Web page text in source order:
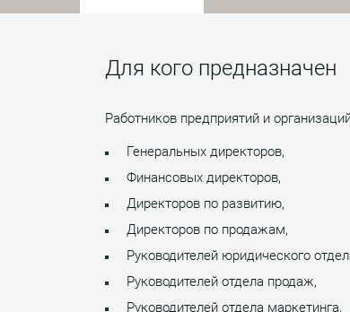
Для кого предназначен
Работников предприятий и
Генеральных директоров,
Финансовых директоров,
Директоров по развитию,
Директоров по продажам,
Руководителей юридического
Руководителей отдела продаж,
Руководителей отдела маркетинга,